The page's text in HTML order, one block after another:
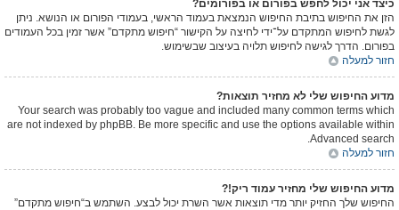
כיצד אני יכול לחפש בפורום או בפורומים?
הזן את החיפוש בתיבת החיפוש הנמצאת בעמוד הראשי, בעמודי הפורום או הנושא. ניתן
לגשת לחיפוש המתקדם על־ידי לחיצה על הקישור “חיפוש מתקדם” אשר זמין בכל העמודים
בפורום. הדרך לגישה לחיפוש תלויה בעיצוב שבשימוש.
חזור למעלה
מדוע החיפוש שלי לא מחזיר תוצאות?
Your search was probably too vague and included many common terms which
are not indexed by phpBB. Be more specific and use the options available within
Advanced search.
חזור למעלה
מדוע החיפוש שלי מחזיר עמוד ריק!?
החיפוש שלך החזיק יותר מדי תוצאות אשר השרת יכול לבצע. השתמש ב“חיפוש מתקדם”